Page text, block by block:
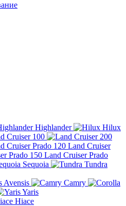
Highlander
Hilux
Cruiser 100
Land Cruiser
Land Cruiser Prado
Sequoia
Tundra
Avensis
Camry
Yaris
Hiace